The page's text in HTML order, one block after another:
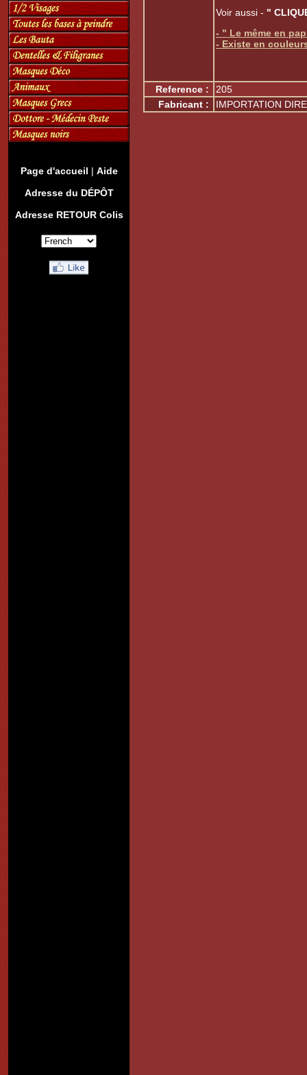
Page d'accueil | Aide
Adresse du DÉPÔT
Adresse RETOUR Colis
Voir aussi - "
- " Le même en
- Existe en
Reference :
205
Fabricant :
IMPORTATION